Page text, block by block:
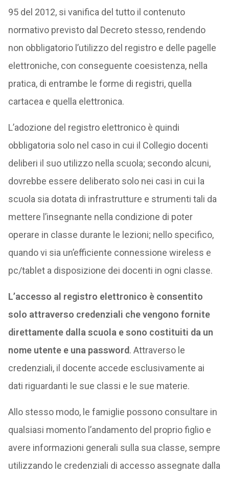
95 del 2012, si vanifica del tutto il contenuto
normativo previsto dal Decreto stesso, rendendo
non obbligatorio l’utilizzo del registro e delle pagelle
elettroniche, con conseguente coesistenza, nella
pratica, di entrambe le forme di registri, quella
cartacea e quella elettronica.
L’adozione del registro elettronico è quindi
obbligatoria solo nel caso in cui il Collegio docenti
deliberi il suo utilizzo nella scuola; secondo alcuni,
dovrebbe essere deliberato solo nei casi in cui la
scuola sia dotata di infrastrutture e strumenti tali da
mettere l’insegnante nella condizione di poter
operare in classe durante le lezioni; nello specifico,
quando vi sia un’efficiente connessione wireless e
pc/tablet a disposizione dei docenti in ogni classe.
L’accesso al registro elettronico è consentito
solo attraverso credenziali che vengono fornite
direttamente dalla scuola e sono costituiti da un
nome utente e una password. Attraverso le
credenziali, il docente accede esclusivamente ai
dati riguardanti le sue classi e le sue materie.
Allo stesso modo, le famiglie possono consultare in
qualsiasi momento l’andamento del proprio figlio e
avere informazioni generali sulla sua classe, sempre
utilizzando le credenziali di accesso assegnate dalla